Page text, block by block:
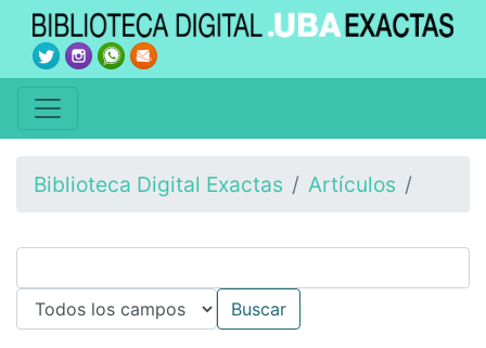
Biblioteca Digital Exactas Artículos